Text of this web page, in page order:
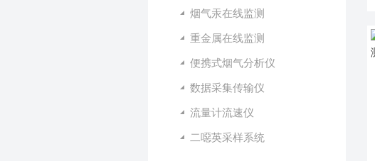
烟气汞在线监测
重金属在线监测
便携式烟气分析仪
数据采集传输仪
流量计流速仪
二噁英采样系统